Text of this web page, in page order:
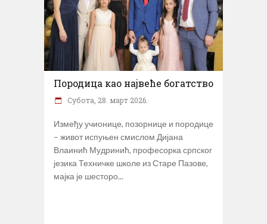
Породица као највеће богатство
Субота, 28. март 2026.
Између учионице, позорнице и породице
– живот испуњен смислом Дијана
Влаинић Мудринић, професорка српског
језика Техничке школе из Старе Пазове,
мајка је шесторо